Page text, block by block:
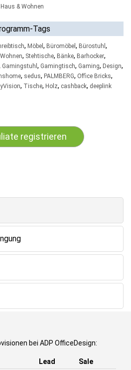
Haus & Wohnen
Tags
, Möbel , Büromöbel , Bürostuhl ,
Wohnen, Stehtische, Bänke, Barhocker,
Gamingstuhl , Gamingtisch, Gaming, Design,
, sedus, PALMBERG, Office Bricks,
, Tische, Holz, cashback, deeplink
registrieren
bei ADP OfficeDesign:
Lead
Sale